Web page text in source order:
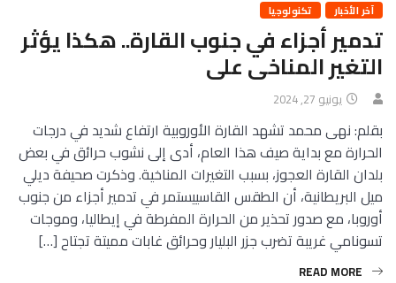
آخر الأخبار تكنولوجيا
تدمير أجزاء في جنوب القارة.. هكذا يؤثر
التغير المناخى على
يونيو 27, 2024
بقلم: نهى محمد تشهد القارة الأوروبية ارتفاع شديد في درجات
الحرارة مع بداية صيف هذا العام، أدى إلى نشوب حرائق في بعض
بلدان القارة العجوز، بسبب التغيرات المناخية. وذكرت صحيفة ديلي
ميل البريطانية، أن الطقس القاسييستمر في تدمير أجزاء من جنوب
أوروبا، مع صدور تحذير من الحرارة المفرطة في إيطاليا، وموجات
تسونامي غريبة تضرب جزر البليار وحرائق غابات مميتة تجتاح […]
READ MORE